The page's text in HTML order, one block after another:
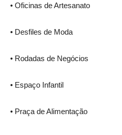
• Oficinas de Artesanato
• Desfiles de Moda
• Rodadas de Negócios
• Espaço Infantil
• Praça de Alimentação